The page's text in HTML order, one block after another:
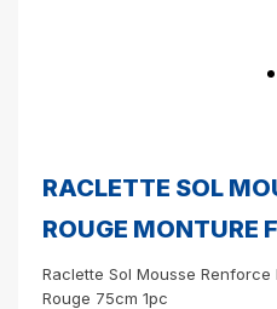
RACLETTE SOL
ROUGE MONTURE
Raclette Sol Mousse
Rouge 75cm 1pc